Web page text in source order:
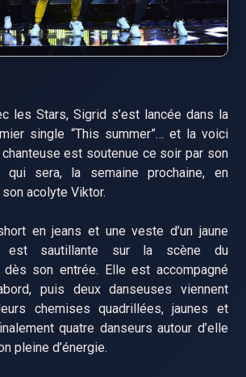
les Stars, Sigrid s’est lancée dans la
single “This summer”… et la voici
est soutenue ce soir par son
sera, la semaine prochaine, en
acolyte Viktor.
en jeans et une veste d’un jaune
est sautillante sur la scène du
son entrée. Elle est accompagné
puis deux danseuses viennent
chemises quadrillées, jaunes et
quatre danseurs autour d’elle
pleine d’énergie.